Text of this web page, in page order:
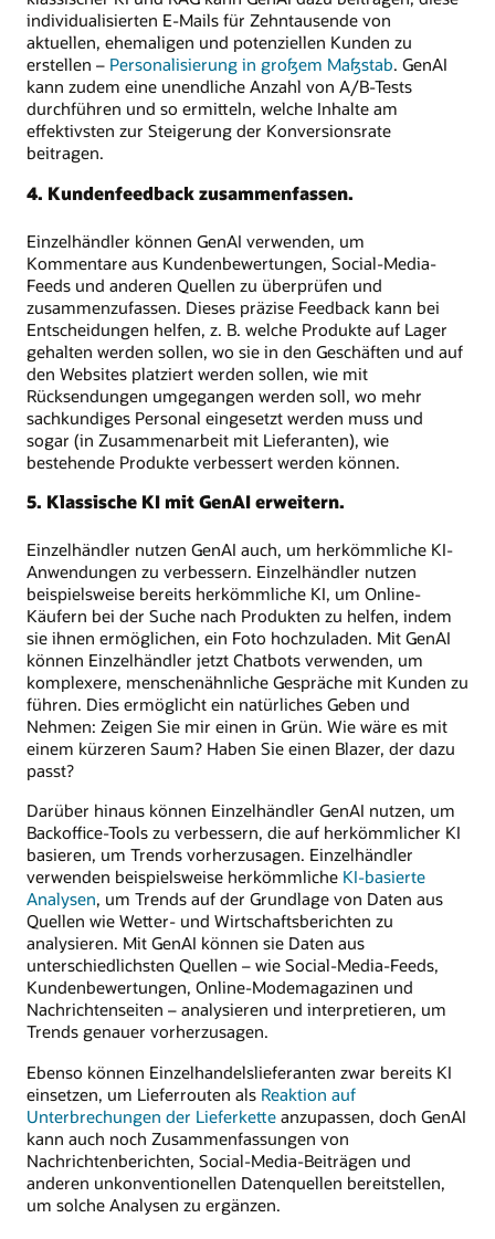
individualisierten E-Mails für Zehntausende von
aktuellen, ehemaligen und potenziellen Kunden zu
erstellen – Personalisierung in großem Maßstab. GenAI
kann zudem eine unendliche Anzahl von A/B-Tests
durchführen und so ermitteln, welche Inhalte am
effektivsten zur Steigerung der Konversionsrate
beitragen.
4. Kundenfeedback zusammenfassen.
Einzelhändler können GenAI verwenden, um
Kommentare aus Kundenbewertungen, Social-Media-
Feeds und anderen Quellen zu überprüfen und
zusammenzufassen. Dieses präzise Feedback kann bei
Entscheidungen helfen, z. B. welche Produkte auf Lager
gehalten werden sollen, wo sie in den Geschäften und auf
den Websites platziert werden sollen, wie mit
Rücksendungen umgegangen werden soll, wo mehr
sachkundiges Personal eingesetzt werden muss und
sogar (in Zusammenarbeit mit Lieferanten), wie
bestehende Produkte verbessert werden können.
5. Klassische KI mit GenAI erweitern.
Einzelhändler nutzen GenAI auch, um herkömmliche KI-
Anwendungen zu verbessern. Einzelhändler nutzen
beispielsweise bereits herkömmliche KI, um Online-
Käufern bei der Suche nach Produkten zu helfen, indem
sie ihnen ermöglichen, ein Foto hochzuladen. Mit GenAI
können Einzelhändler jetzt Chatbots verwenden, um
komplexere, menschenähnliche Gespräche mit Kunden zu
führen. Dies ermöglicht ein natürliches Geben und
Nehmen: Zeigen Sie mir einen in Grün. Wie wäre es mit
einem kürzeren Saum? Haben Sie einen Blazer, der dazu
passt?
Darüber hinaus können Einzelhändler GenAI nutzen, um
Backoffice-Tools zu verbessern, die auf herkömmlicher KI
basieren, um Trends vorherzusagen. Einzelhändler
verwenden beispielsweise herkömmliche KI-basierte
Analysen, um Trends auf der Grundlage von Daten aus
Quellen wie Wetter- und Wirtschaftsberichten zu
analysieren. Mit GenAI können sie Daten aus
unterschiedlichsten Quellen – wie Social-Media-Feeds,
Kundenbewertungen, Online-Modemagazinen und
Nachrichtenseiten – analysieren und interpretieren, um
Trends genauer vorherzusagen.
Ebenso können Einzelhandelslieferanten zwar bereits KI
einsetzen, um Lieferrouten als Reaktion auf
Unterbrechungen der Lieferkette anzupassen, doch GenAI
kann auch noch Zusammenfassungen von
Nachrichtenberichten, Social-Media-Beiträgen und
anderen unkonventionellen Datenquellen bereitstellen,
um solche Analysen zu ergänzen.